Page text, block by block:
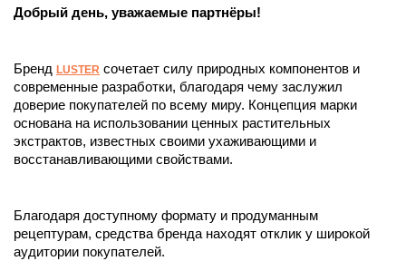
Добрый день, уважаемые партнёры!
Бренд LUSTER сочетает силу природных компонентов и
современные разработки, благодаря чему заслужил
доверие покупателей по всему миру. Концепция марки
основана на использовании ценных растительных
экстрактов, известных своими ухаживающими и
восстанавливающими свойствами.
Благодаря доступному формату и продуманным
рецептурам, средства бренда находят отклик у широкой
аудитории покупателей.